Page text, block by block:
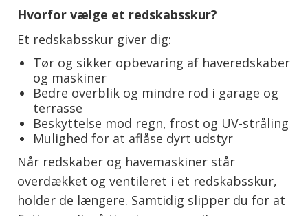
Hvorfor vælge et redskabsskur?
Et redskabsskur giver dig:
Tør og sikker opbevaring af haveredskaber
og maskiner
Bedre overblik og mindre rod i garage og
terrasse
Beskyttelse mod regn, frost og UV-stråling
Mulighed for at aflåse dyrt udstyr
Når redskaber og havemaskiner står
overdækket og ventileret i et redskabsskur,
holder de længere. Samtidig slipper du for at